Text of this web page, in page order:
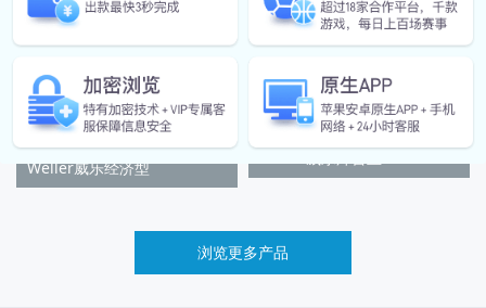
Weller威乐经济型
浏览更多产品